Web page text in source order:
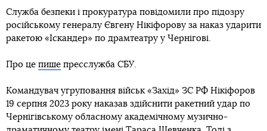
Служба безпеки і прокуратура повідомили про підозру
російському генералу Євгену Нікіфорову за наказ ударити
ракетою «Іскандер» по драмтеатру у Чернігові.
Про це пише пресслужба СБУ.
Командувач угруповання військ «Захід» ЗС РФ Нікіфоров
19 серпня 2023 року наказав здійснити ракетний удар по
Чернігівському обласному академічному музично-